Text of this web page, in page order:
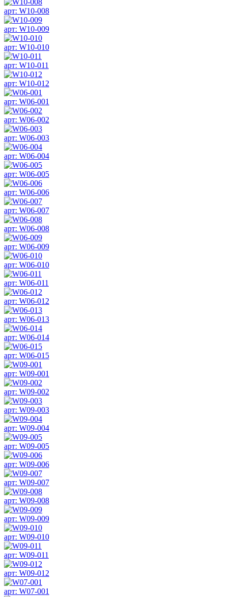
арт: W10-008
арт: W10-009
арт: W10-010
арт: W10-011
арт: W10-012
арт: W06-001
арт: W06-002
арт: W06-003
арт: W06-004
арт: W06-005
арт: W06-006
арт: W06-007
арт: W06-008
арт: W06-009
арт: W06-010
арт: W06-011
арт: W06-012
арт: W06-013
арт: W06-014
арт: W06-015
арт: W09-001
арт: W09-002
арт: W09-003
арт: W09-004
арт: W09-005
арт: W09-006
арт: W09-007
арт: W09-008
арт: W09-009
арт: W09-010
арт: W09-011
арт: W09-012
арт: W07-001